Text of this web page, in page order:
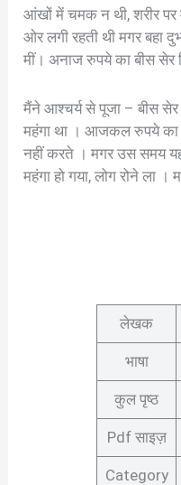
आंखों में चमक न थी, शरीर
ओर लगी रहती थी मगर बहा
मीं। अनाज रुपये का बीस सेर
मैंने आश्चर्य से पूजा – बीस
महंगा था । आजकल रुपये का
नहीं करते । मगर उस समय
महंगा हो गया, लोग रोने ला
लेखक
भाषा
कुल पृष्ठ
Pdf साइज़
Category